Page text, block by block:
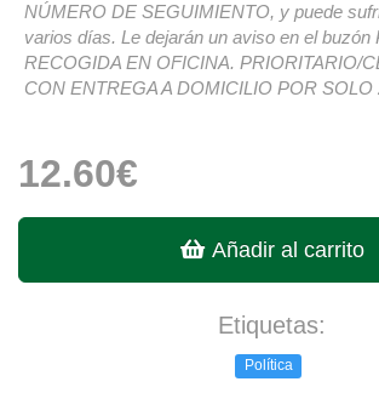
NÚMERO DE SEGUIMIENTO, y puede
varios días. Le dejarán un aviso en el buzón
RECOGIDA EN OFICINA. PRIORITARIO/
CON ENTREGA A DOMICILIO POR SOLO
12.60€
Añadir al carrito
Etiquetas:
Política